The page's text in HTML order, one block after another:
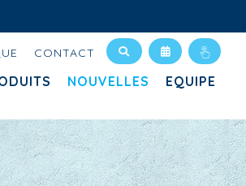
CONTACT
NOUVELLES EQUIPE